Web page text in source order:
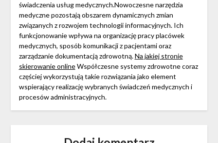
świadczenia usług medycznych.Nowoczesne narzędzia
medyczne pozostają obszarem dynamicznych zmian
związanych z rozwojem technologii informacyjnych. Ich
funkcjonowanie wpływa na organizację pracy placówek
medycznych, sposób komunikacji z pacjentami oraz
zarządzanie dokumentacją zdrowotną.Na jakiej stronie
skierowanie onlineWspółczesne systemy zdrowotne coraz
częściej wykorzystują takie rozwiązania jako element
wspierający realizację wybranych świadczeń medycznych i
procesów administracyjnych.